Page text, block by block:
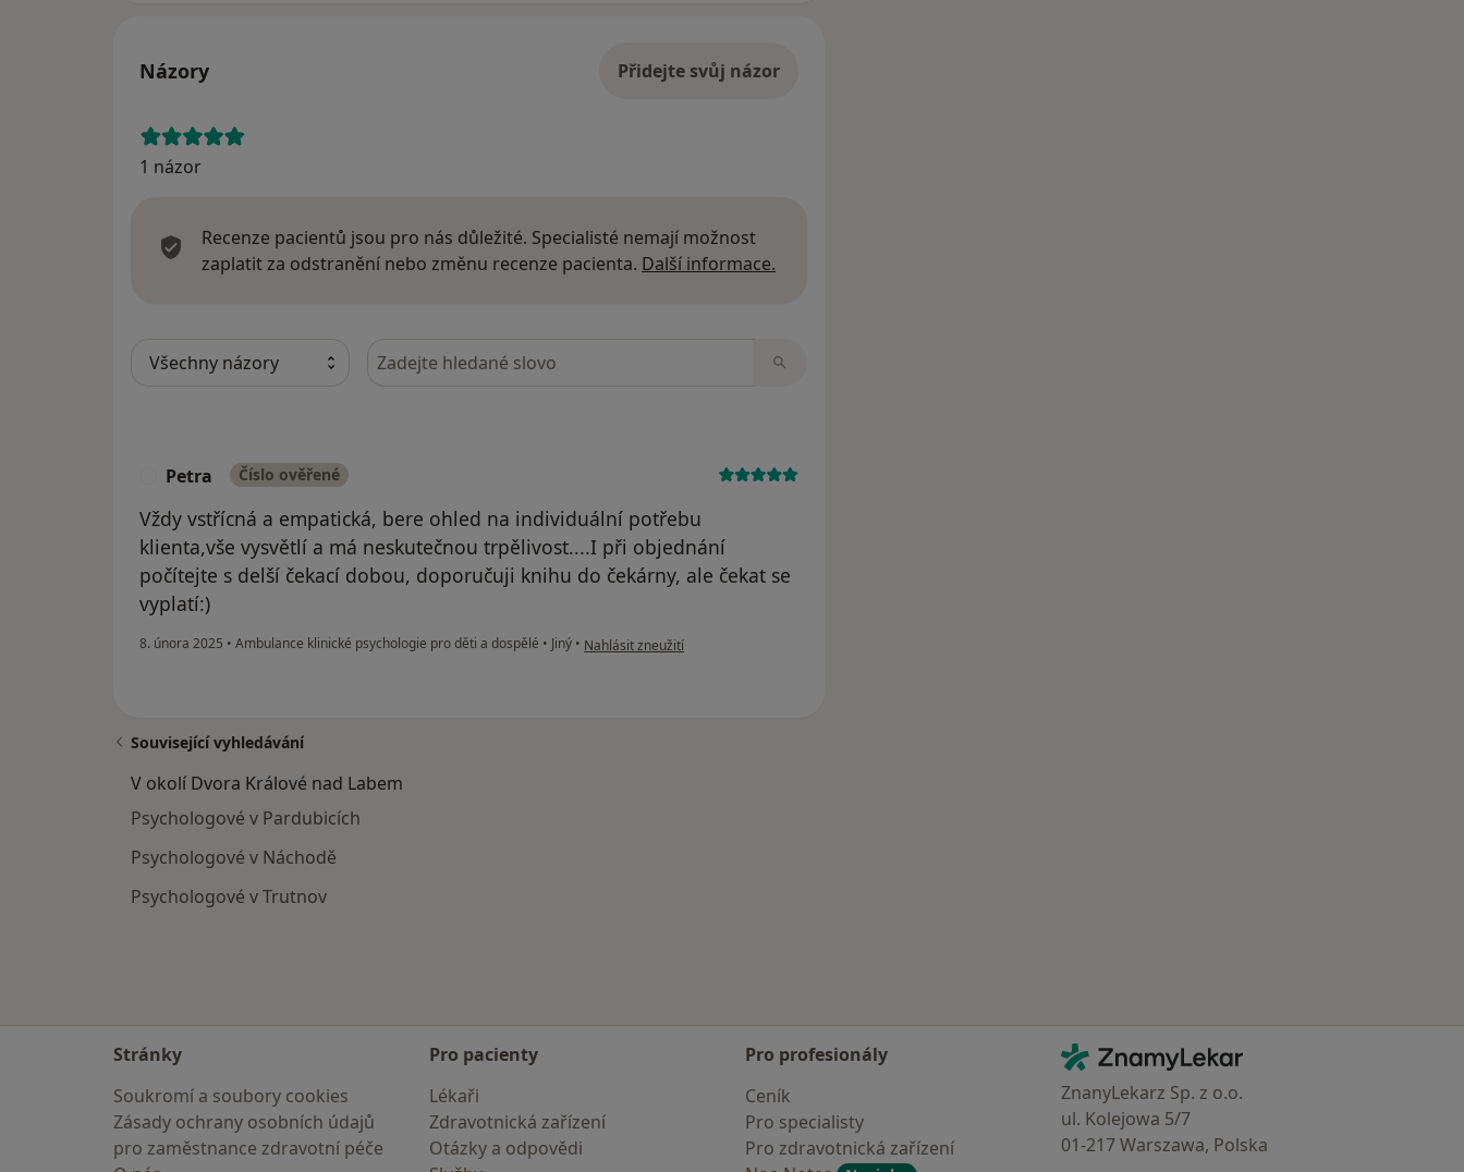
Názory Přidejte svůj názor
1 názor
Recenze pacientů jsou pro nás důležité. Specialisté nemají možnost
zaplatit za odstranění nebo změnu recenze pacienta. Další informace.
Hledejte v názorech
Petra Číslo ověřené
Vždy vstřícná a empatická, bere ohled na individuální potřebu
klienta,vše vysvětlí a má neskutečnou trpělivost....I při objednání
počítejte s delší čekací dobou, doporučuji knihu do čekárny, ale čekat se
vyplatí:)
8. února 2025 • Ambulance klinické psychologie pro děti a dospělé • Jiný • podle názoru uživatele Petra
Nahlásit zneužití
Související vyhledávání
V okolí Dvora Králové nad Labem
Psychologové v Pardubicích
Psychologové v Náchodě
Psychologové v Trutnov
Stránky
Soukromí a soubory cookies
Zásady ochrany osobních údajů
pro zaměstnance zdravotní péče
Pro pacienty
Lékaři
Zdravotnická zařízení
Otázky a odpovědi
Pro profesionály
Ceník
Pro specialisty
Pro zdravotnická zařízení
Kontakt
ZnamyLekar - Hlavní stránka
ZnanyLekarz Sp. z o.o.
ul. Kolejowa 5/7
01-217 Warszawa, Polska